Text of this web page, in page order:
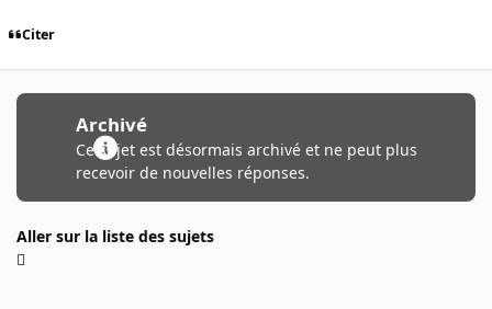
Citer
Archivé
Ce sujet est désormais archivé et ne peut plus
recevoir de nouvelles réponses.
Aller sur la liste des sujets